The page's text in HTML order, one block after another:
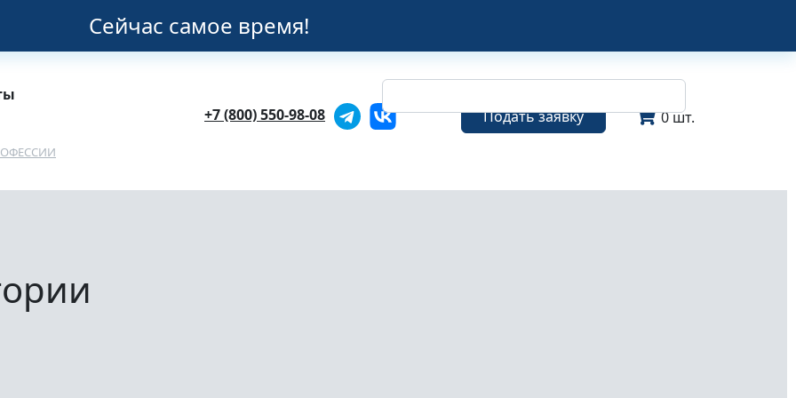
Сейчас самое время!
+7 (800) 550-98-08
Подать заявку 0 шт.